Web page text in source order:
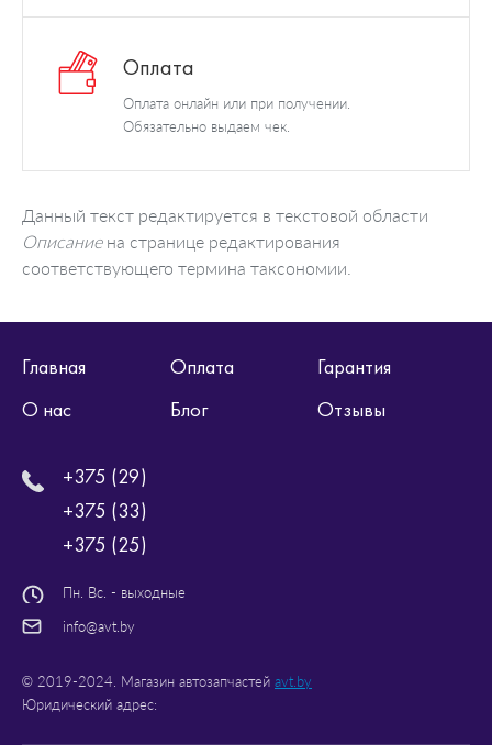
Оплата
Оплата онлайн или при получении.
Обязательно выдаем чек.
Данный текст редактируется в текстовой области
Описаниена странице редактирования
соответствующего термина таксономии.
Главная Оплата
Гарантия
О нас
Блог Отзывы
+375 (29)
+375 (33)
+375 (25)
Пн. Вс. - выходные
info@avt.by
© 2019-2024. Магазин автозапчастей avt.by
Юридический адрес: